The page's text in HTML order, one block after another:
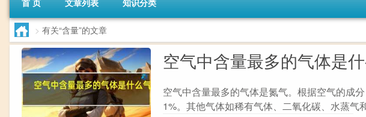
> 有关“含量”的文章
空气中含量最多的气体是
空气中含量最多的气体是氮气。根据空气的成
1%。其他气体如稀有气体、二氧化碳、水蒸气